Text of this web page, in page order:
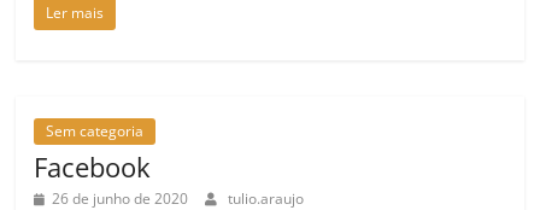
Ler mais
Sem categoria
Facebook
26 de junho de 2020 tulio.araujo